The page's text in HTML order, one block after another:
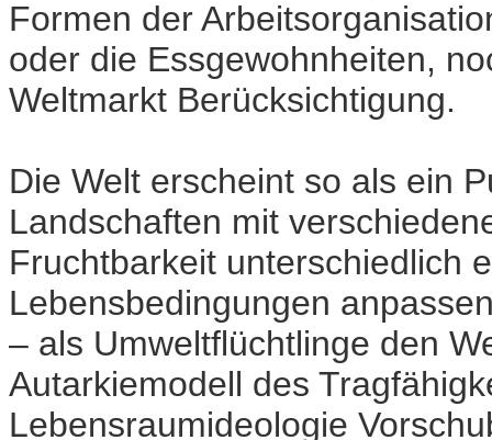
Formen der
oder die Essgewohnheiten,
Weltmarkt Berücksichtigung.
Die Welt erscheint so als ein
Landschaften mit
Fruchtbarkeit unterschiedlich
Lebensbedingungen
– als Umweltflüchtlinge den
Autarkiemodell des
Lebensraumideologie